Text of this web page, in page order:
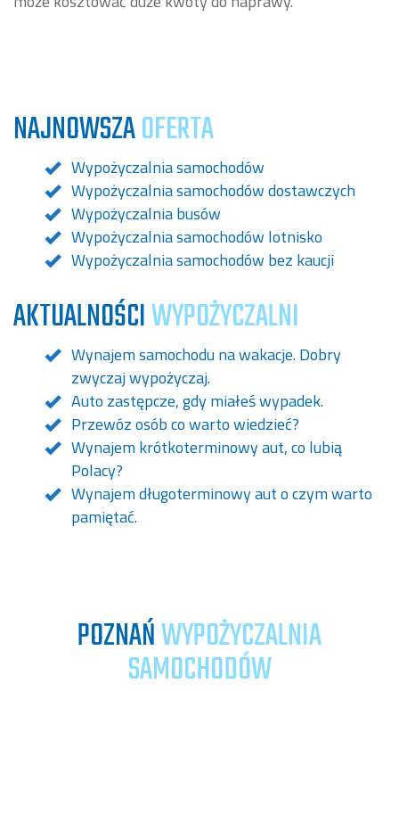
NAJNOWSZAOFERTA
Wypożyczalnia samochodów
Wypożyczalnia samochodów dostawczych
Wypożyczalnia busów
Wypożyczalnia samochodów lotnisko
Wypożyczalnia samochodów bez kaucji
AKTUALNOŚCIWYPOŻYCZALNI
Wynajem samochodu na wakacje. Dobry
zwyczaj wypożyczaj.
Auto zastępcze, gdy miałeś wypadek.
Przewóz osób co warto wiedzieć?
Wynajem krótkoterminowy aut, co lubią
Polacy?
Wynajem długoterminowy aut o czym warto
pamiętać.
POZNAŃWYPOŻYCZALNIA
SAMOCHODÓW